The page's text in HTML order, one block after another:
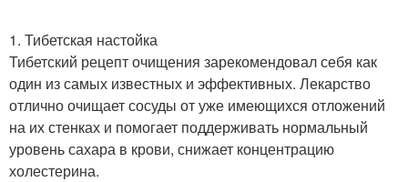
1. Тибетская настойка
Тибетский рецепт очищения зарекомендовал себя как
один из самых известных и эффективных. Лекарство
отлично очищает сосуды от уже имеющихся отложений
на их стенках и помогает поддерживать нормальный
уровень сахара в крови, снижает концентрацию
холестерина.